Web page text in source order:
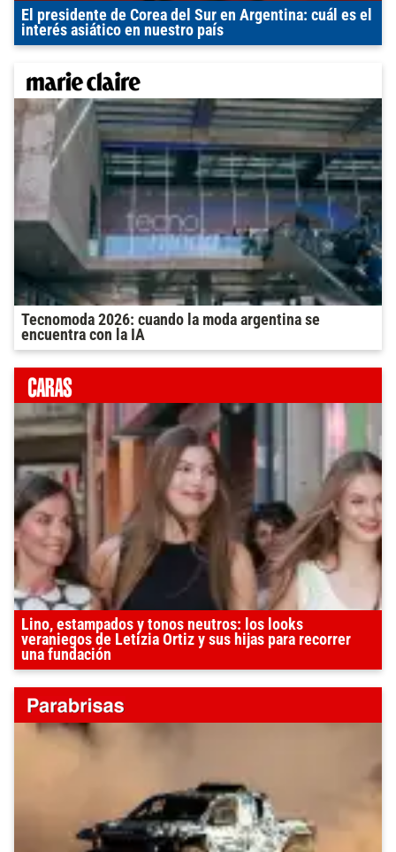
El presidente de Corea del Sur en Argentina: cuál es el
interés asiático en nuestro país
Tecnomoda 2026: cuando la moda argentina se
encuentra con la IA
Lino, estampados y tonos neutros: los looks
veraniegos de Letizia Ortiz y sus hijas para recorrer
una fundación